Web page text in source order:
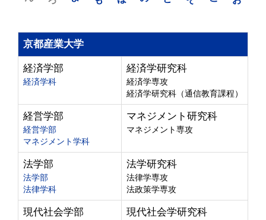
京都産業大学
経済学部
経済学科
経済学研究科
経済学専攻
経済学研究科（通信教育課程）
経営学部
経営学部
マネジメント学科
マネジメント研究科
マネジメント専攻
法学部
法学部
法律学科
法学研究科
法律学専攻
法政策学専攻
現代社会学部 現代社会学研究科